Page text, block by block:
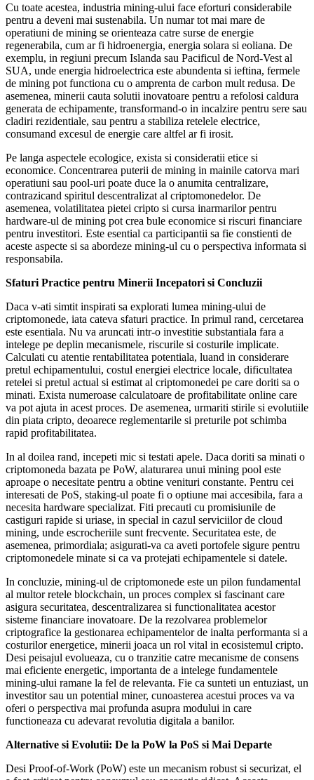
Cu toate acestea, industria mining-ului face eforturi considerabile
pentru a deveni mai sustenabila. Un numar tot mai mare de
operatiuni de mining se orienteaza catre surse de energie
regenerabila, cum ar fi hidroenergia, energia solara si eoliana. De
exemplu, in regiuni precum Islanda sau Pacificul de Nord-Vest al
SUA, unde energia hidroelectrica este abundenta si ieftina, fermele
de mining pot functiona cu o amprenta de carbon mult redusa. De
asemenea, minerii cauta solutii inovatoare pentru a refolosi caldura
generata de echipamente, transformand-o in incalzire pentru sere sau
cladiri rezidentiale, sau pentru a stabiliza retelele electrice,
consumand excesul de energie care altfel ar fi irosit.
Pe langa aspectele ecologice, exista si consideratii etice si
economice. Concentrarea puterii de mining in mainile catorva mari
operatiuni sau pool-uri poate duce la o anumita centralizare,
contrazicand spiritul descentralizat al criptomonedelor. De
asemenea, volatilitatea pietei cripto si cursa inarmarilor pentru
hardware-ul de mining pot crea bule economice si riscuri financiare
pentru investitori. Este esential ca participantii sa fie constienti de
aceste aspecte si sa abordeze mining-ul cu o perspectiva informata si
responsabila.
Sfaturi Practice pentru Minerii Incepatori si Concluzii
Daca v-ati simtit inspirati sa explorati lumea mining-ului de
criptomonede, iata cateva sfaturi practice. In primul rand, cercetarea
este esentiala. Nu va aruncati intr-o investitie substantiala fara a
intelege pe deplin mecanismele, riscurile si costurile implicate.
Calculati cu atentie rentabilitatea potentiala, luand in considerare
pretul echipamentului, costul energiei electrice locale, dificultatea
retelei si pretul actual si estimat al criptomonedei pe care doriti sa o
minati. Exista numeroase calculatoare de profitabilitate online care
va pot ajuta in acest proces. De asemenea, urmariti stirile si evolutiile
din piata cripto, deoarece reglementarile si preturile pot schimba
rapid profitabilitatea.
In al doilea rand, incepeti mic si testati apele. Daca doriti sa minati o
criptomoneda bazata pe PoW, alaturarea unui mining pool este
aproape o necesitate pentru a obtine venituri constante. Pentru cei
interesati de PoS, staking-ul poate fi o optiune mai accesibila, fara a
necesita hardware specializat. Fiti precauti cu promisiunile de
castiguri rapide si uriase, in special in cazul serviciilor de cloud
mining, unde escrocheriile sunt frecvente. Securitatea este, de
asemenea, primordiala; asigurati-va ca aveti portofele sigure pentru
criptomonedele minate si ca va protejati echipamentele si datele.
In concluzie, mining-ul de criptomonede este un pilon fundamental
al multor retele blockchain, un proces complex si fascinant care
asigura securitatea, descentralizarea si functionalitatea acestor
sisteme financiare inovatoare. De la rezolvarea problemelor
criptografice la gestionarea echipamentelor de inalta performanta si a
costurilor energetice, minerii joaca un rol vital in ecosistemul cripto.
Desi peisajul evolueaza, cu o tranzitie catre mecanisme de consens
mai eficiente energetic, importanta de a intelege fundamentele
mining-ului ramane la fel de relevanta. Fie ca sunteti un entuziast, un
investitor sau un potential miner, cunoasterea acestui proces va va
oferi o perspectiva mai profunda asupra modului in care
functioneaza cu adevarat revolutia digitala a banilor.
Alternative si Evolutii: De la PoW la PoS si Mai Departe
Desi Proof-of-Work (PoW) este un mecanism robust si securizat, el